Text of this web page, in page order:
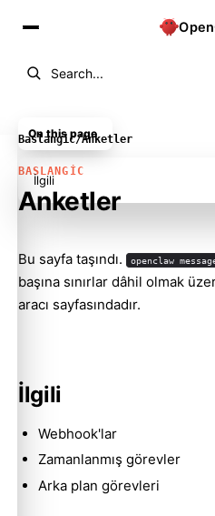
Search...
Baslangic/Anketler
BASLANGIC
Anketler
Bu sayfa taşındı. openclaw
başına sınırlar dâhil olmak
aracı sayfasındadır.
İlgili
Webhook'lar
Zamanlanmış görevler
Arka plan görevleri
On this page
İlgili
Molty